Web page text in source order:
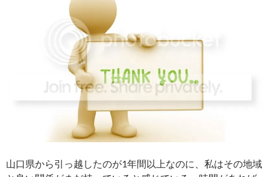
山口県から引っ越したのが1年間以上なのに、私はその地域